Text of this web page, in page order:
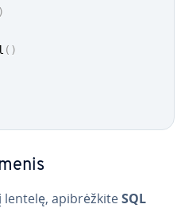
)
( )
api­brėž­ki­teSQL